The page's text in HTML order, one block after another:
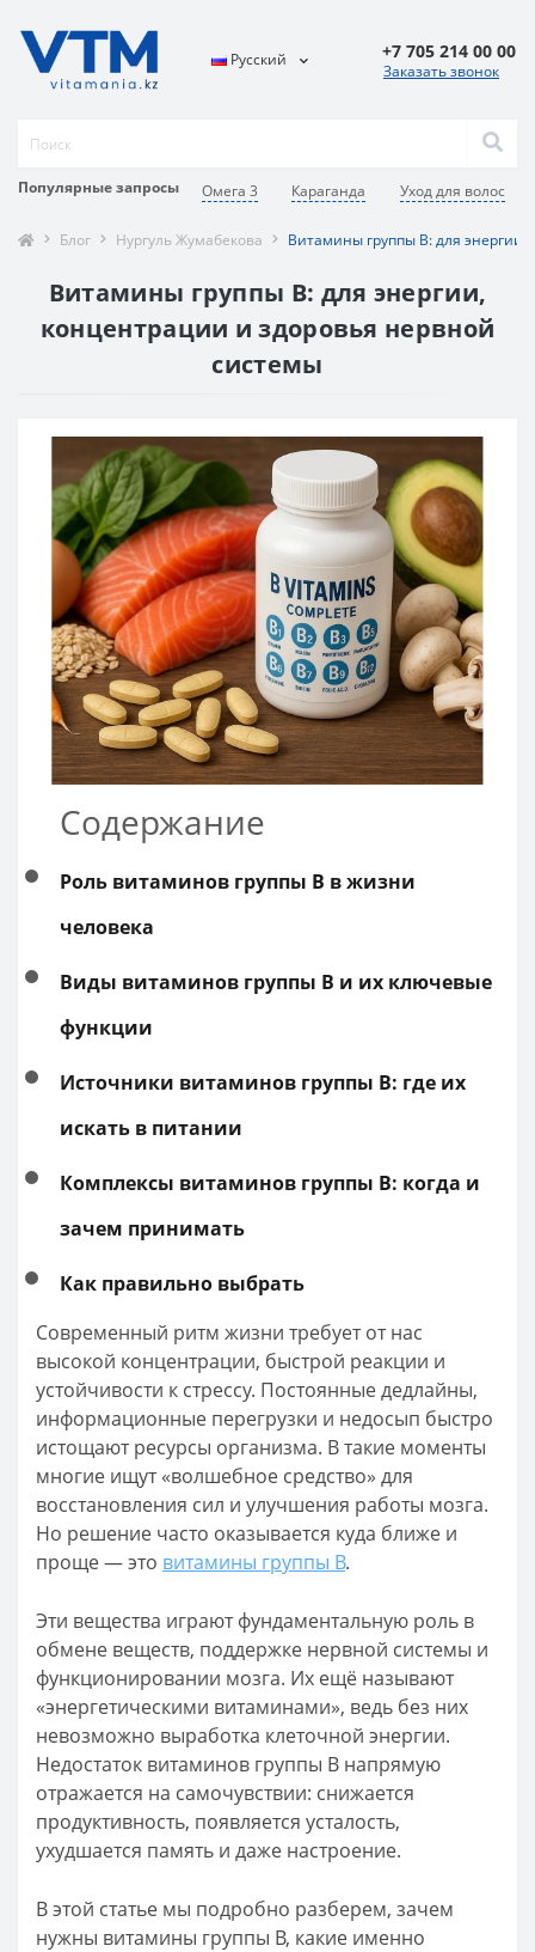
Популярные запросы Омега 3 Караганда Уход для волос
Русский +7 705 214 00 00
Заказать звонок
Блог Нургуль Жумабекова Витамины группы B: для
Витамины группы B: для энергии,
концентрации и здоровья нервной
системы
Содержание
Роль витаминов группы B в жизни
человека
Виды витаминов группы B и их ключевые
функции
Источники витаминов группы B: где их
искать в питании
Комплексы витаминов группы B: когда и
зачем принимать
Как правильно выбрать
Современный ритм жизни требует от нас
высокой концентрации, быстрой реакции и
устойчивости к стрессу. Постоянные дедлайны,
информационные перегрузки и недосып быстро
истощают ресурсы организма. В такие моменты
многие ищут «волшебное средство» для
восстановления сил и улучшения работы мозга.
Но решение часто оказывается куда ближе и
проще — это витамины группы B.
Эти вещества играют фундаментальную роль в
обмене веществ, поддержке нервной системы и
функционировании мозга. Их ещё называют
«энергетическими витаминами», ведь без них
невозможно выработка клеточной энергии.
Недостаток витаминов группы B напрямую
отражается на самочувствии: снижается
продуктивность, появляется усталость,
ухудшается память и даже настроение.
В этой статье мы подробно разберем, зачем
нужны витамины группы B, какие именно